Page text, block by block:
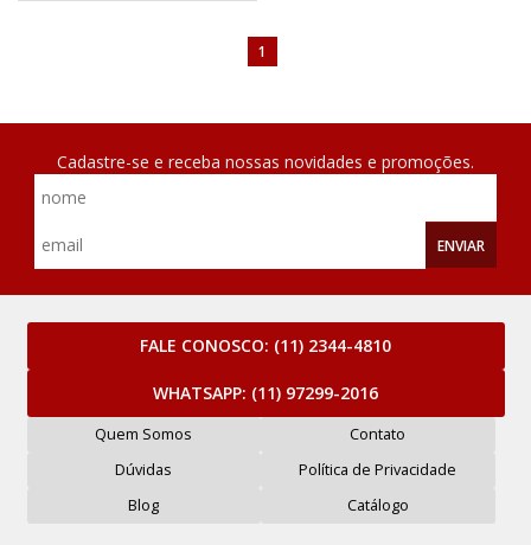
1
Cadastre-se e receba nossas novidades e promoções.
ENVIAR
FALE CONOSCO: (11) 2344-4810
WHATSAPP: (11) 97299-2016
Quem Somos
Contato
Dúvidas
Política de Privacidade
Blog
Catálogo